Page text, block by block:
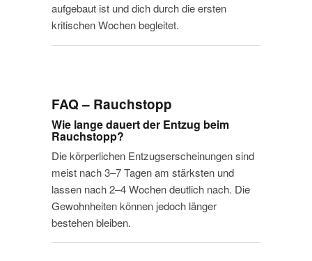
aufgebaut ist und dich durch die ersten
kritischen Wochen begleitet.
FAQ – Rauchstopp
Wie lange dauert der Entzug beim
Rauchstopp?
Die körperlichen Entzugserscheinungen sind
meist nach 3–7 Tagen am stärksten und
lassen nach 2–4 Wochen deutlich nach. Die
Gewohnheiten können jedoch länger
bestehen bleiben.